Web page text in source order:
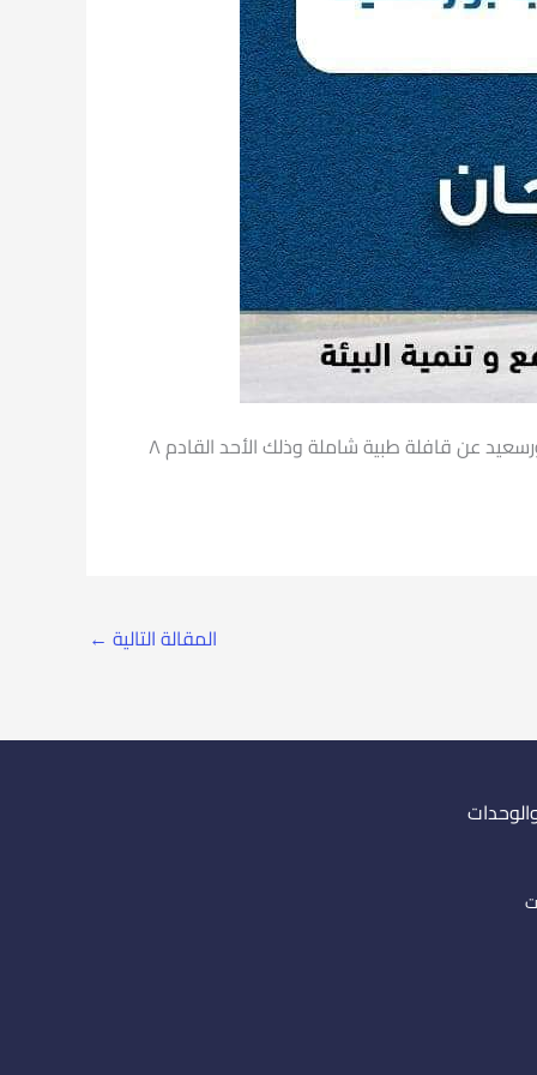
تحت رعاية السيد الأستاذ الدكتور راوية رزق القائم بعمل رئيس جامعة بورسعيد، يعلن قطاع خدمة المجتمع وتنمية بجامعة بورسعيد عن قافلة طبية شاملة وذلك الأحد القادم ٨
المقالة التالية ←